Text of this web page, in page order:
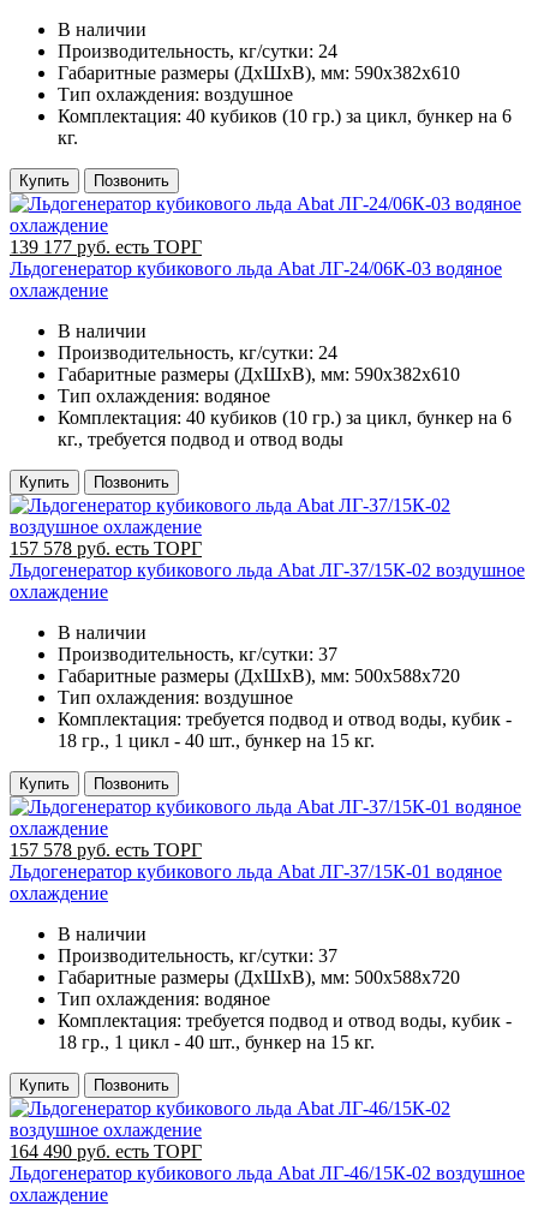
В наличии
Производительность, кг/сутки: 24
Габаритные размеры (ДхШхВ), мм: 590х382х610
Тип охлаждения: воздушное
Комплектация: 40 кубиков (10 гр.) за цикл, бункер на 6
кг.
Купить Позвонить
139 177 руб. есть ТОРГ
Льдогенератор кубикового льда Abat ЛГ-24/06К-03 водяное
охлаждение
В наличии
Производительность, кг/сутки: 24
Габаритные размеры (ДхШхВ), мм: 590х382х610
Тип охлаждения: водяное
Комплектация: 40 кубиков (10 гр.) за цикл, бункер на 6
кг., требуется подвод и отвод воды
Купить Позвонить
157 578 руб. есть ТОРГ
Льдогенератор кубикового льда Abat ЛГ-37/15К-02 воздушное
охлаждение
В наличии
Производительность, кг/сутки: 37
Габаритные размеры (ДхШхВ), мм: 500х588х720
Тип охлаждения: воздушное
Комплектация: требуется подвод и отвод воды, кубик -
18 гр., 1 цикл - 40 шт., бункер на 15 кг.
Купить Позвонить
157 578 руб. есть ТОРГ
Льдогенератор кубикового льда Abat ЛГ-37/15К-01 водяное
охлаждение
В наличии
Производительность, кг/сутки: 37
Габаритные размеры (ДхШхВ), мм: 500х588х720
Тип охлаждения: водяное
Комплектация: требуется подвод и отвод воды, кубик -
18 гр., 1 цикл - 40 шт., бункер на 15 кг.
Купить Позвонить
164 490 руб. есть ТОРГ
Льдогенератор кубикового льда Abat ЛГ-46/15К-02 воздушное
охлаждение